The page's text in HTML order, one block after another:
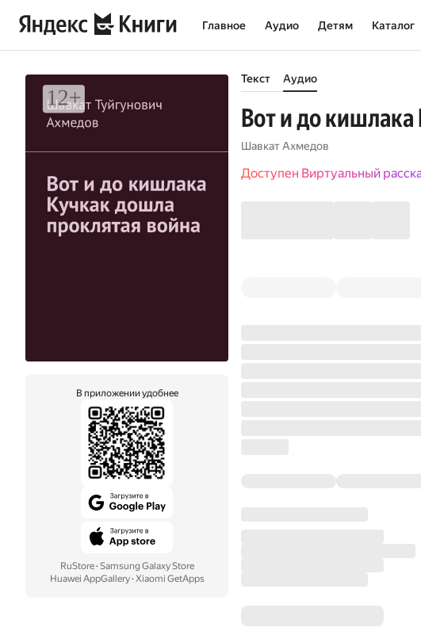
Главное Аудио Детям Каталог
В приложении удобнее
RuStore· Samsung Galaxy Store
Huawei AppGallery· Xiaomi GetApps
Текст Аудио
Вот и до
Шавкат Ахмедов
Доступен Виртуальный